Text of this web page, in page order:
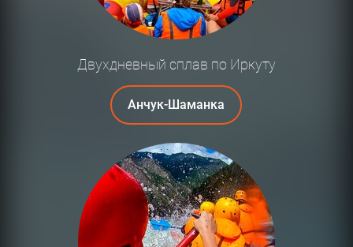
Двухдневный сплав по Иркуту
Анчук-Шаманка